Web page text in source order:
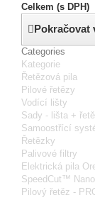
Celkem (s DPH)
Pokračovat
Categories
Kategorie
Řetězová pila
Pilové řetězy
Vodící lišty
Sady - lišta +
Samoostřící
Řetězky
Palivové filtry
Elektrická pila
SpeedCut™ Nano
Pilový řetěz -